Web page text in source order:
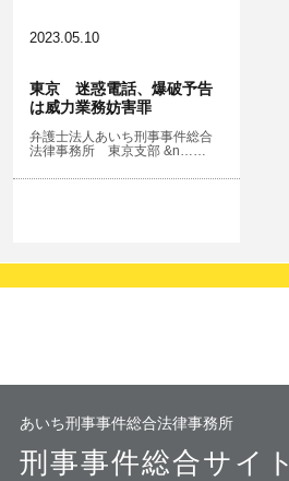
2023.05.10
東京 迷惑電話、爆破予告
は威力業務妨害罪
弁護士法人あいち刑事事件総合
法律事務所 東京支部 &n……
あいち刑事事件総合法律事務所
刑事事件総合サイト